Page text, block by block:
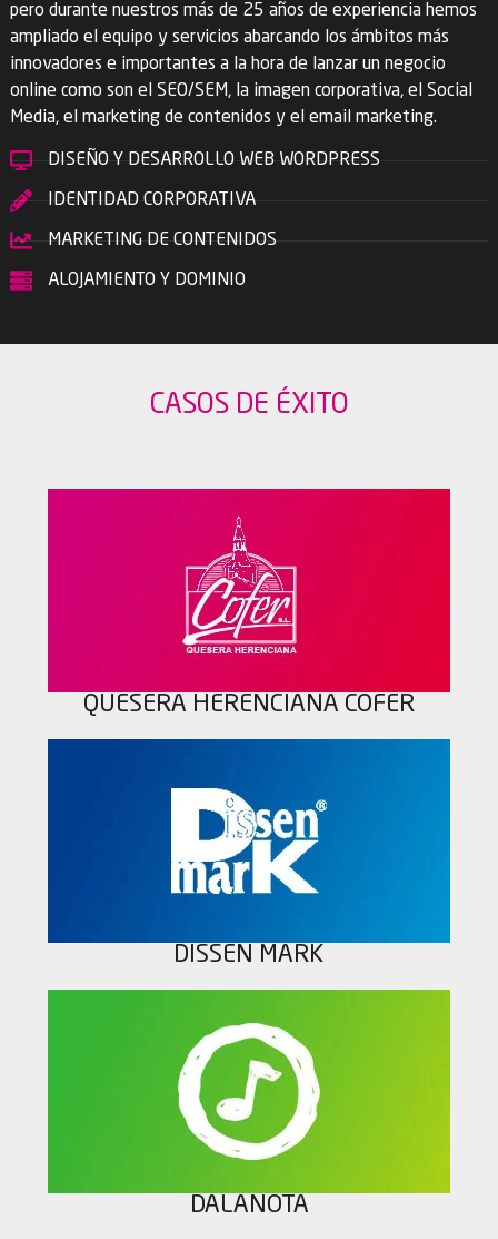
pero durante nuestros más de 25 años de experiencia hemos
ampliado el equipo y servicios abarcando los ámbitos más
innovadores e importantes a la hora de lanzar un negocio
online como son el SEO/SEM, la imagen corporativa, el Social
Media, el marketing de contenidos y el email marketing.
DISEÑO Y DESARROLLO WEB WORDPRESS
IDENTIDAD CORPORATIVA
MARKETING DE CONTENIDOS
ALOJAMIENTO Y DOMINIO
CASOS DE ÉXITO
QUESERA HERENCIANA COFER
DISSEN MARK
DALANOTA